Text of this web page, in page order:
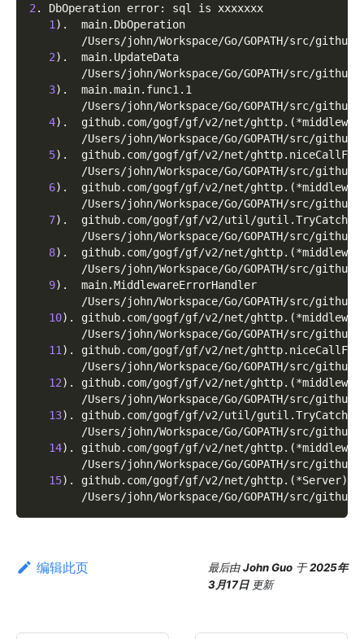
2 . DbOperation error: sql is xxxxxxx
1 ) .  main.DbOperation
/Users/john/Workspace/Go/GOPATH/src/
2) .  main.UpdateData
/Users/john/Workspace/Go/GOPATH/src/
3) .  main.main.func1.1
/Users/john/Workspace/Go/GOPATH/src/
4) .  github.com/gogf/gf/v2/net/ghttp. (
/Users/john/Workspace/Go/GOPATH/src/
5) .  github.com/gogf/gf/v2/net/
/Users/john/Workspace/Go/GOPATH/src/
6) .  github.com/gogf/gf/v2/net/ghttp. (
/Users/john/Workspace/Go/GOPATH/src/
7) .  github.com/gogf/gf/v2/util/gutil.TryCatch
/Users/john/Workspace/Go/GOPATH/src/
8) .  github.com/gogf/gf/v2/net/ghttp. (
/Users/john/Workspace/Go/GOPATH/src/
9) .  main.MiddlewareErrorHandler
/Users/john/Workspace/Go/GOPATH/src/
10) . github.com/gogf/gf/v2/net/ghttp. (
/Users/john/Workspace/Go/GOPATH/src/
11 ) . github.com/gogf/gf/v2/net/
/Users/john/Workspace/Go/GOPATH/src/
12) . github.com/gogf/gf/v2/net/ghttp. (
/Users/john/Workspace/Go/GOPATH/src/
13) . github.com/gogf/gf/v2/util/gutil.TryCatch
/Users/john/Workspace/Go/GOPATH/src/
14) . github.com/gogf/gf/v2/net/ghttp. (
/Users/john/Workspace/Go/GOPATH/src/
15) . github.com/gogf/gf/v2/net/ghttp. (*Server)
/Users/john/Workspace/Go/GOPATH/src/
编辑此页 最后由John Guo 于2025年
3月17日 更新